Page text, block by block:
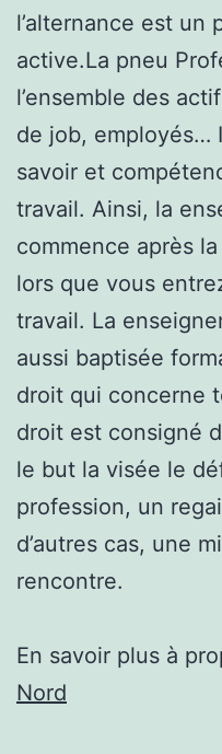
l’alternance est un
active.La pneu
l’ensemble des
de job, employés…
savoir et
travail. Ainsi, la
commence après
lors que vous
travail. La
aussi baptisée
droit qui concerne
droit est consigné
le but la visée le
profession, un
d’autres cas, une
rencontre.
En savoir plus à
Nord